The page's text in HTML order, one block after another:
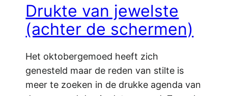
Drukte van jewelste
(achter de schermen)
Het oktobergemoed heeft zich
genesteld maar de reden van stilte is
meer te zoeken in de drukke agenda van